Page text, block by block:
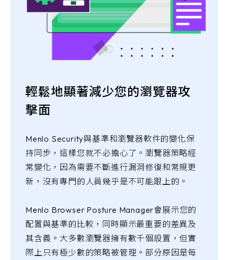
輕鬆地顯著減少您的瀏覽器攻
擊面
Menlo Security與基準和瀏覽器軟件的變化保
持同步，這樣您就不必擔心了。瀏覽器策略經
常變化，因為需要不斷進行漏洞修復和常規更
新，沒有專門的人員幾乎是不可能跟上的。
Menlo Browser Posture Manager會展示您的
配置與基準的比較，同時顯示最重要的差異及
其含義。大多數瀏覽器擁有數千個設置，但實
際上只有極少數的策略被管理。部分原因是每